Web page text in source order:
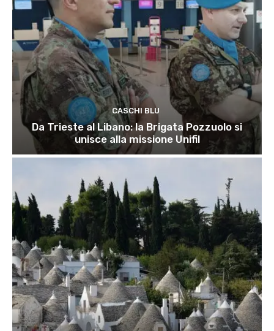
CASCHI BLU
Da Trieste al Libano: la Brigata Pozzuolo si
unisce alla missione Unifil